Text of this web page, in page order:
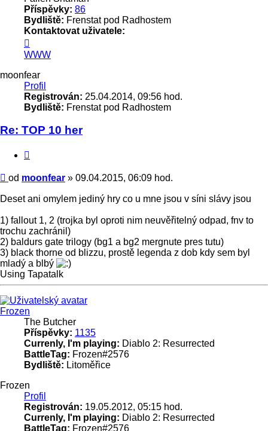
Příspěvky: 86
Bydliště: Frenstat pod Radhostem
Kontaktovat uživatele:
uživatele
moonfear
WWW
moonfear
Profil
Registrován: 25.04.2014, 09:56 hod.
Bydliště: Frenstat pod Radhostem
Re: TOP 10 her
Příspěvek
od moonfear » 09.04.2015, 06:09 hod.
Deset ani omylem jediný hry co u mne jsou v síni slávy jsou
1) fallout 1, 2 (trojka byl oproti nim neuvěřitelný odpad, fnv to
trochu zachránil)
2) baldurs gate trilogy (bg1 a bg2 mergnute pres tutu)
3) black thorne od blizzu, prostě legenda z dob kdy sem byl
mladý a blbý
Using Tapatalk
Nahoru
Frozen
The Butcher
Příspěvky: 1135
Currenly, I'm playing: Diablo 2: Resurrected
BattleTag: Frozen#2576
Bydliště: Litoměřice
Frozen
Profil
Registrován: 19.05.2012, 05:15 hod.
Currenly, I'm playing: Diablo 2: Resurrected
BattleTag: Frozen#2576